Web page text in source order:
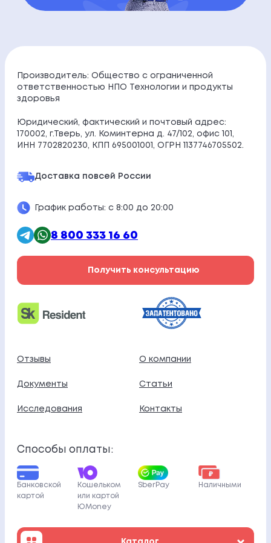
Производитель: Общество с ограниченной
ответственностью НПО Технологии и продукты
здоровья
Юридический, фактический и почтовый адрес:
170002, г.Тверь, ул. Коминтерна д. 47/102, офис 101,
ИНН 7702820230, КПП 695001001, ОГРН 1137746705502.
Доставка повсей России
График работы: с 8:00 до 20:00
8 800 333 16 60
Получить консультацию
Отзывы О компании
Документы Статьи
Исследования Контакты
Способы оплаты:
Банковской
картой
Кошельком
или картой
ЮMoney
SberPay Наличными